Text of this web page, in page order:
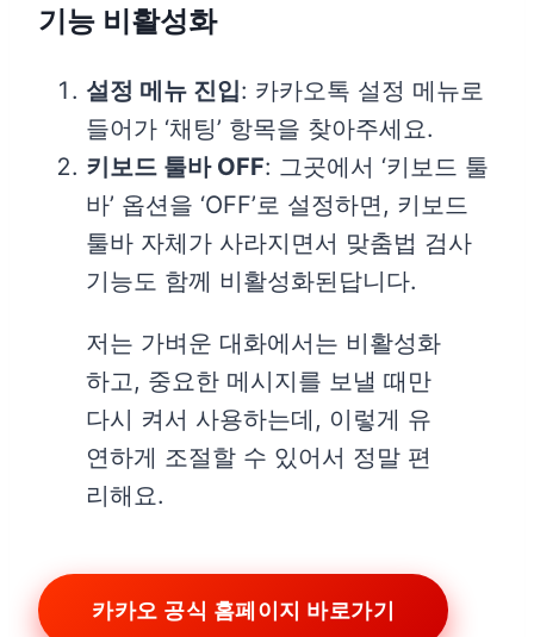
기능 비활성화
설정 메뉴 진입: 카카오톡 설정 메뉴로
들어가 ‘채팅’ 항목을 찾아주세요.
키보드 툴바 OFF: 그곳에서 ‘키보드 툴
바’ 옵션을 ‘OFF’로 설정하면, 키보드
툴바 자체가 사라지면서 맞춤법 검사
기능도 함께 비활성화된답니다.
저는 가벼운 대화에서는 비활성화
하고, 중요한 메시지를 보낼 때만
다시 켜서 사용하는데, 이렇게 유
연하게 조절할 수 있어서 정말 편
리해요.
카카오 공식 홈페이지 바로가기